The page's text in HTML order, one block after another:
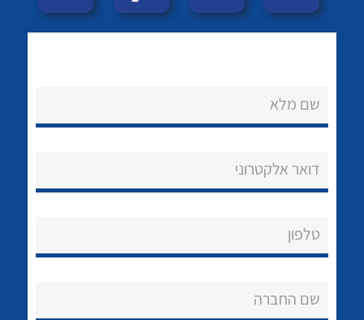
לכל מוצרי היצרן לכל מוצרי היצרן
לכל מוצרי היצרן לכל מוצרי היצרן
שם מלא
דואר אלקטרוני
טלפון
שם החברה